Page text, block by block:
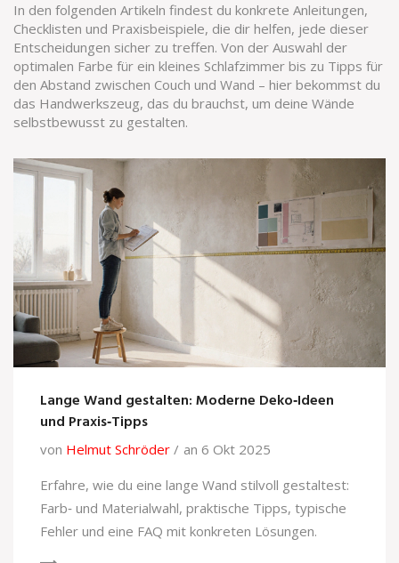
In den folgenden Artikeln findest du konkrete Anleitungen,
Checklisten und Praxisbeispiele, die dir helfen, jede dieser
Entscheidungen sicher zu treffen. Von der Auswahl der
optimalen Farbe für ein kleines Schlafzimmer bis zu Tipps für
den Abstand zwischen Couch und Wand – hier bekommst du
das Handwerkszeug, das du brauchst, um deine Wände
selbstbewusst zu gestalten.
Lange Wand gestalten: Moderne Deko‑Ideen
und Praxis‑Tipps
von Helmut Schröder
an 6 Okt 2025
Erfahre, wie du eine lange Wand stilvoll gestaltest:
Farb‑ und Materialwahl, praktische Tipps, typische
Fehler und eine FAQ mit konkreten Lösungen.